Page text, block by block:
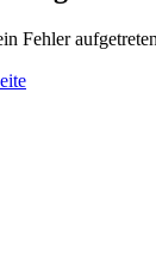
Fehler